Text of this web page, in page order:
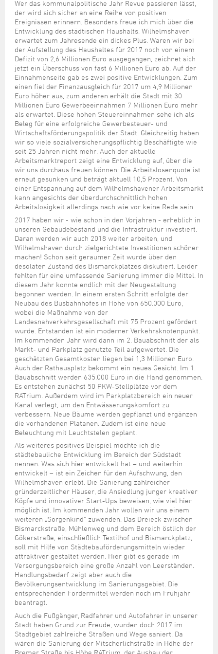
Umwelt-, Natur- und Klimaschutz
Verkehr und Mobilität
Wohnen, Bauen
Wahlen
Schule
Sterbefall
Studium
Umzug und Neubürger
Wohnen und Verbrauchen
Formulare
Online-Terminvergabe
Politik & Verwaltung
Pressemitteilungen
Ratsinformationssystem
Stadtrecht
Telefonverzeichnis
Wirtschaftsstruktur
Regionale Kooperationen
Unternehmensnachfolge
Unterstützung für ExistenzgründerInnen
Zukunftsregion JadeBay
Stadtarchiv
Stadtbibliothek
Volkshochschule
Weiterbildung
Stadt Wilhelmshaven
Unterkünfte
Kulturzentrum Pumpwerk
Maritime Meile
Museen und Ausstellungen
Schiffe, Häfen und Meer erleben
Sportangebot
Städtepartnerschaften
Stadtpark
Tag des offenen Denkmals
Veranstaltungsorte
Wer das kommunalpolitische Jahr Revue passieren lässt,
der wird sich sicher an eine Reihe von positiven
Ereignissen erinnern. Besonders freue ich mich über die
Entwicklung des städtischen Haushalts. Wilhelmshaven
erwartet zum Jahresende ein dickes Plus. Waren wir bei
der Aufstellung des Haushaltes für 2017 noch von einem
Defizit von 2,6 Millionen Euro ausgegangen, zeichnet sich
jetzt ein Überschuss von fast 6 Millionen Euro ab. Auf der
Einnahmenseite gab es zwei positive Entwicklungen. Zum
einen fiel der Finanzausgleich für 2017 um 4,9 Millionen
Euro höher aus, zum anderen erhält die Stadt mit 30
Millionen Euro Gewerbeeinnahmen 7 Millionen Euro mehr
als erwartet. Diese hohen Steuereinnahmen sehe ich als
Beleg für eine erfolgreiche Gewerbesteuer- und
Wirtschaftsförderungspolitik der Stadt. Gleichzeitig haben
wir so viele sozialversicherungspflichtig Beschäftigte wie
seit 25 Jahren nicht mehr. Auch der aktuelle
Arbeitsmarktreport zeigt eine Entwicklung auf, über die
wir uns durchaus freuen können: Die Arbeitslosenquote ist
erneut gesunken und beträgt aktuell 10,5 Prozent. Von
einer Entspannung auf dem Wilhelmshavener Arbeitsmarkt
kann angesichts der überdurchschnittlich hohen
Arbeitslosigkeit allerdings nach wie vor keine Rede sein.
2017 haben wir - wie schon in den Vorjahren - erheblich in
unseren Gebäudebestand und die Infrastruktur investiert.
Daran werden wir auch 2018 weiter arbeiten, und
Wilhelmshaven durch zielgerichtete Investitionen schöner
machen! Schon seit geraumer Zeit wurde über den
desolaten Zustand des Bismarckplatzes diskutiert. Leider
fehlten für eine umfassende Sanierung immer die Mittel. In
diesem Jahr konnte endlich mit der Neugestaltung
begonnen werden. In einem ersten Schritt erfolgte der
Neubau des Busbahnhofes in Höhe von 650.000 Euro,
wobei die Maßnahme von der
Landesnahverkehrsgesellschaft mit 75 Prozent gefördert
wurde. Entstanden ist ein moderner Verkehrsknotenpunkt.
Im kommenden Jahr wird dann im 2. Bauabschnitt der als
Markt- und Parkplatz genutzte Teil aufgewertet. Die
geschätzten Gesamtkosten liegen bei 1,3 Millionen Euro.
Auch der Rathausplatz bekommt ein neues Gesicht. Im 1.
Bauabschnitt werden 635.000 Euro in die Hand genommen.
Es entstehen zunächst 50 PKW-Stellplätze vor dem
RATrium. Außerdem wird im Parkplatzbereich ein neuer
Kanal verlegt, um den Entwässerungskomfort zu
verbessern. Neue Bäume werden gepflanzt und ergänzen
die vorhandenen Platanen. Zudem ist eine neue
Beleuchtung mit Leuchtstelen geplant.
Als weiteres positives Beispiel möchte ich die
städtebauliche Entwicklung im Bereich der Südstadt
nennen. Was sich hier entwickelt hat – und weiterhin
entwickelt – ist ein Zeichen für den Aufschwung, den
Wilhelmshaven erlebt. Die Sanierung zahlreicher
gründerzeitlicher Häuser, die Ansiedlung junger kreativer
Köpfe und innovativer Start-Ups beweisen, wie viel hier
möglich ist. Im kommenden Jahr wollen wir uns einem
weiteren „Sorgenkind" zuwenden. Das Dreieck zwischen
Bismarckstraße, Mühlenweg und dem Bereich östlich der
Gökerstraße, einschließlich Textilhof und Bismarckplatz,
soll mit Hilfe von Städtebauförderungsmitteln wieder
attraktiver gestaltet werden. Hier gibt es gerade im
Versorgungsbereich eine große Anzahl von Leerständen.
Handlungsbedarf zeigt aber auch die
Bevölkerungsentwicklung im Sanierungsgebiet. Die
entsprechenden Fördermittel werden noch im Frühjahr
beantragt.
Auch die Fußgänger, Radfahrer und Autofahrer in unserer
Stadt haben Grund zur Freude, wurden doch 2017 im
Stadtgebiet zahlreiche Straßen und Wege saniert. Da
wären die Sanierung der Mitscherlichstraße in Höhe der
Bremer Straße bis Höhe RATrium, der Ausbau der